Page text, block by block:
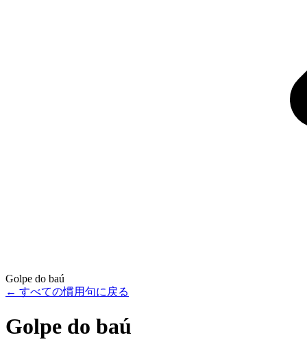
Golpe do baú
← すべての慣用句に戻る
Golpe do baú